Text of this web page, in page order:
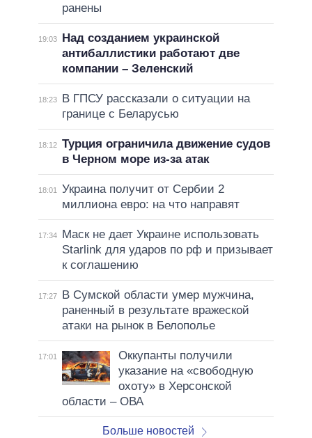
ранены
19:03
Над созданием украинской
антибаллистики работают две
компании – Зеленский
18:23
В ГПСУ рассказали о ситуации на
границе с Беларусью
18:12 Турция ограничила движение судов
в Черном море из-за атак
18:01
Украина получит от Сербии 2
миллиона евро: на что направят
17:34
Маск не дает Украине использовать
Starlink для ударов по рф и призывает
к соглашению
17:27
В Сумской области умер мужчина,
раненный в результате вражеской
атаки на рынок в Белополье
17:01
Оккупанты получили
указание на «свободную
охоту» в Херсонской
области – ОВА
Больше новостей